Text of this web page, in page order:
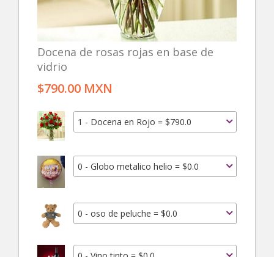
Docena de rosas rojas en base de
vidrio
$790.00 MXN
1 - Docena en Rojo = $790.0
0 - Globo metalico helio = $0.0
0 - oso de peluche = $0.0